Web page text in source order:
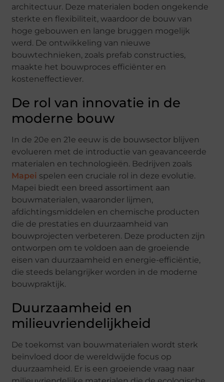
architectuur. Deze materialen boden ongekende
sterkte en flexibiliteit, waardoor de bouw van
hoge gebouwen en lange bruggen mogelijk
werd. De ontwikkeling van nieuwe
bouwtechnieken, zoals prefab constructies,
maakte het bouwproces efficiënter en
kosteneffectiever.
De rol van innovatie in de
moderne bouw
In de 20e en 21e eeuw is de bouwsector blijven
evolueren met de introductie van geavanceerde
materialen en technologieën. Bedrijven zoals
Mapei spelen een cruciale rol in deze evolutie.
Mapei biedt een breed assortiment aan
bouwmaterialen, waaronder lijmen,
afdichtingsmiddelen en chemische producten
die de prestaties en duurzaamheid van
bouwprojecten verbeteren. Deze producten zijn
ontworpen om te voldoen aan de groeiende
eisen van duurzaamheid en energie-efficiëntie,
die steeds belangrijker worden in de moderne
bouwpraktijk.
Duurzaamheid en
milieuvriendelijkheid
De toekomst van bouwmaterialen wordt sterk
beïnvloed door de wereldwijde focus op
duurzaamheid. Er is een groeiende vraag naar